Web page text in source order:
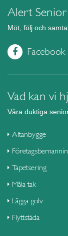
Alert Senior
Möt, följ och
Facebook
Vad kan vi
Våra duktiga
Altanbygge
Tapetsering
Måla tak
Lägga golv
Flyttstäda